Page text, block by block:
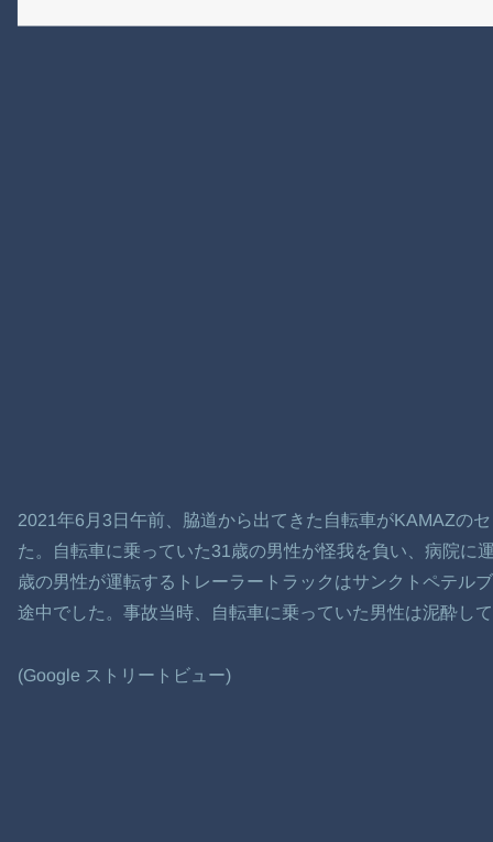
2021年6月3日午前、脇道から出てきた自転車がKAMAZの
た。自転車に乗っていた31歳の男性が怪我を負い、病院に
歳の男性が運転するトレーラートラックはサンクトペテル
途中でした。事故当時、自転車に乗っていた男性は泥酔し
(Google ストリートビュー)